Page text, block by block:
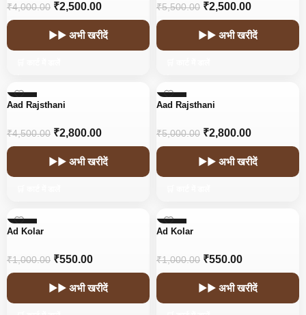
₹4,000.00 ₹2,500.00
▶▶ अभी खरीदें
₹5,500.00 ₹2,500.00
▶▶ अभी खरीदें
-38%
Aad Rajsthani
₹4,500.00 ₹2,800.00
▶▶ अभी खरीदें
-44%
Aad Rajsthani
₹5,000.00 ₹2,800.00
▶▶ अभी खरीदें
-45%
Ad Kolar
₹1,000.00 ₹550.00
▶▶ अभी खरीदें
-45%
Ad Kolar
₹1,000.00 ₹550.00
▶▶ अभी खरीदें